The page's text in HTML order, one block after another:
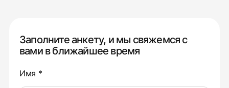
Заполните анкету, и мы свяжемся с
вами в ближайшее время
Имя *